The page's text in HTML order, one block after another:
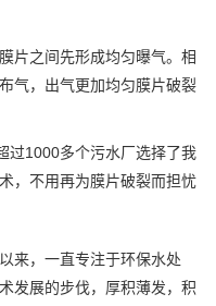
片之间先形成均匀曝气。相
气，出气更加均匀膜片破裂
1000多个污水厂选择了我
，不用再为膜片破裂而担忧
来，一直专注于环保水处
发展的步伐，厚积薄发，积